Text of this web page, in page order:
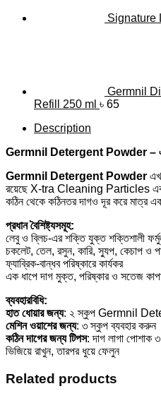
Signature
Germnil
Refill 250 ml ৳ 65
Description
Germnil Detergent Powder – এক
Germnil Detergent Powder
রয়েছে X-tra Cleaning Particles এবং
কঠিন থেকে কঠিনতর দাগও দূর করে মাত্র
প্রধান বৈশিষ্ট্যসমূহ:
লেবু ও ব্লিচ-এর শক্তি যুক্ত শক্তিশালী
চকলেট, তেল, রসুন, কারি, স্যুপ, কেচাপ ও
ফ্যাব্রিক-বান্ধব পরিষ্কারে কার্যকর
এক ধাপে দাগ মুক্ত, পরিষ্কার ও সতেজ
ব্যবহারবিধি:
হাত ধোয়ার জন্য: ২ স্কুপ Germnil
মেশিন ওয়াশের জন্য: ৩ স্কুপ ব্যবহার করুন
কঠিন দাগের জন্য টিপস: দাগ লাগা পোশাক
ভিজিয়ে রাখুন, তারপর ধুয়ে ফেলুন
Related products